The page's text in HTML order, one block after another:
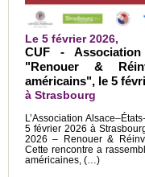
Le 5 février 2026,
CUF -
"Renouer &
américains", le 5
à Strasbourg
L’Association
5 février 2026 à
2026 – Renouer &
Cette rencontre a
américaines, (…)